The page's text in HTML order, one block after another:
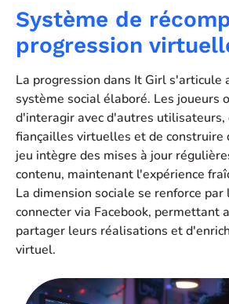
Système de
progression
La progression dans It Girl s'articule
système social élaboré. Les joueurs
d'interagir avec d'autres utilisateurs,
fiançailles virtuelles et de construire
jeu intègre des mises à jour
contenu, maintenant l'expérience
La dimension sociale se renforce
connecter via Facebook, permettant
partager leurs réalisations et
virtuel.